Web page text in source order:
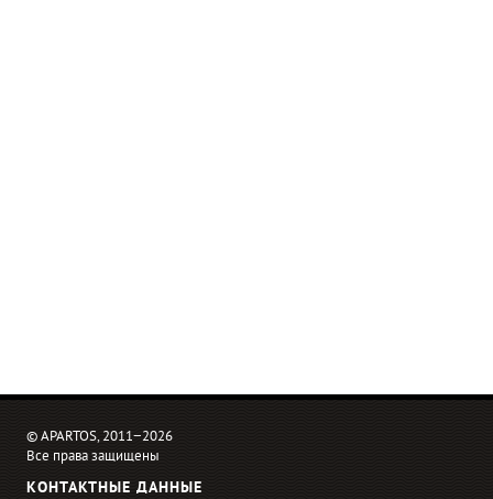
© APARTOS, 2011−2026
Все права защищены
КОНТАКТНЫЕ ДАННЫЕ